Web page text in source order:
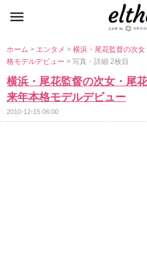
ホーム> エンタメ>横浜・尾花監督の次女
格モデルデビュー> 写真・詳細 2枚目
横浜・尾花監督の次女・尾
来年本格モデルデビュー
2010-12-15 06:00